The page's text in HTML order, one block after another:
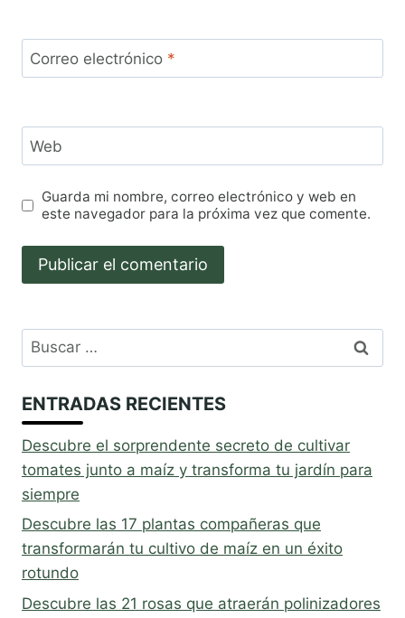
Correo electrónico *
Web
Guarda mi nombre, correo electrónico y web en
este navegador para la próxima vez que comente.
Buscar:
ENTRADAS RECIENTES
Descubre el sorprendente secreto de cultivar
tomates junto a maíz y transforma tu jardín para
siempre
Descubre las 17 plantas compañeras que
transformarán tu cultivo de maíz en un éxito
rotundo
Descubre las 21 rosas que atraerán polinizadores